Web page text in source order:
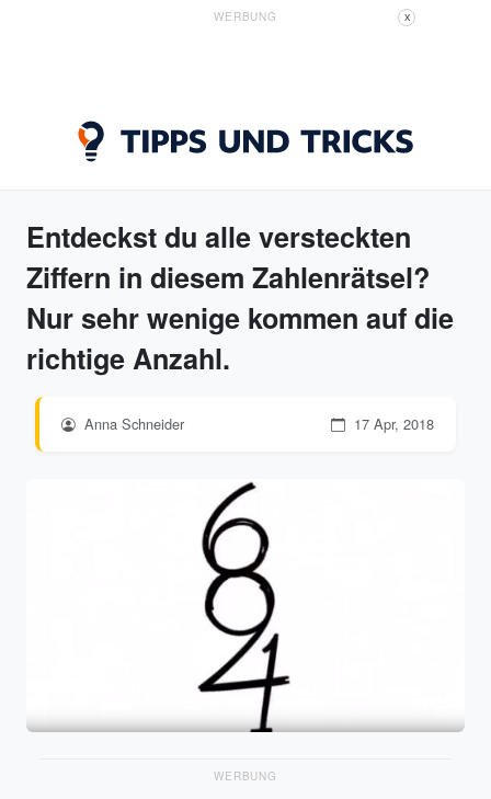
WERBUNG X
Entdeckst du alle versteckten
Ziffern in diesem Zahlenrätsel?
Nur sehr wenige kommen auf die
richtige Anzahl.
Anna Schneider 17 Apr, 2018
WERBUNG